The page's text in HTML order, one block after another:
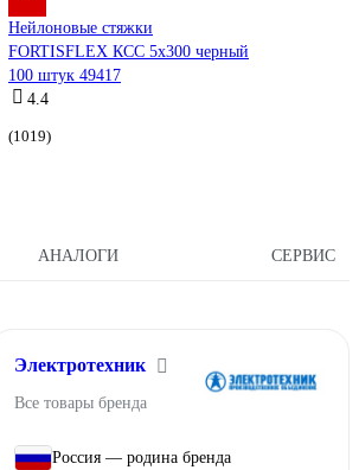
Нейлоновые стяжки
FORTISFLEX КСС 5х300 черный
100 штук 49417
4.4
(1019)
АНАЛОГИ СЕРВИС
Электротехник
Все товары бренда
Россия — родина бренда